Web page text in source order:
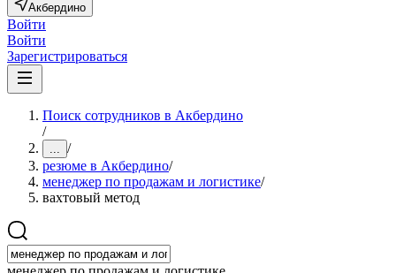
Акбердино
Войти
Войти
Зарегистрироваться
Поиск сотрудников в Акбердино
/
... /
резюме в Акбердино/
менеджер по продажам и логистике/
вахтовый метод